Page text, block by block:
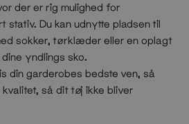
der er rig mulighed for
stativ. Du kan udnytte pladsen til
sokker, tørklæder eller en oplagt
yndlings sko.
din garderobes bedste ven, så
så dit tøj ikke bliver